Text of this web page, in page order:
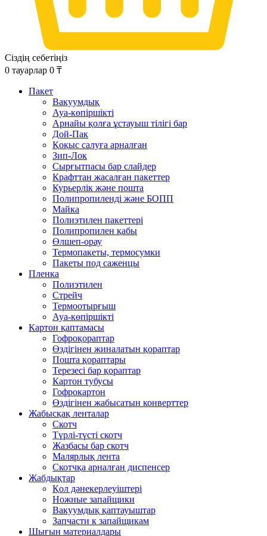
Сіздің себетіңіз
0 тауарлар 0 ₸
Пакет
Вакуумдық
Ауа-көпіршікті
Арнайы қолға ұстауыш тілігі бар
Дой-Пак
Қоқыс салуға арналған
Зип-Лок
Сырғытпасы бар слайдер
Крафттан жасалған пакеттер
Курьерлік және пошта
Полипропиленді және БОПП
Майка
Полиэтилен пакеттері
Полипропилен қабы
Өлшеп-орау
Термопакеты, термосумки
Пакеты под саженцы
Пленка
Полиэтилен
Стрейч
Термоотырғыш
Ауа-көпіршікті
Картон қаптамасы
Гофроқораптар
Өздігінен жиналатын қораптар
Пошта қораптары
Терезесі бар қораптар
Картон тубусы
Гофрокартон
Өздігінен жабысатын конверттер
Жабысқақ ленталар
Скотч
Түрлі-түсті скотч
Жазбасы бар скотч
Малярлық лента
Скотчқа арналған диспенсер
Жабдықтар
Қол дәнекерлеуіштері
Ножные запайщики
Вакуумдық қаптауыштар
Запчасти к запайщикам
Шығын материалдары